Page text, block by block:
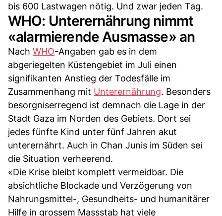
bis 600 Lastwagen nötig. Und zwar jeden Tag.
WHO: Unterernährung nimmt
«alarmierende Ausmasse» an
Nach WHO-Angaben gab es in dem
abgeriegelten Küstengebiet im Juli einen
signifikanten Anstieg der Todesfälle im
Zusammenhang mit Unterernährung. Besonders
besorgniserregend ist demnach die Lage in der
Stadt Gaza im Norden des Gebiets. Dort sei
jedes fünfte Kind unter fünf Jahren akut
unterernährt. Auch in Chan Junis im Süden sei
die Situation verheerend.
«Die Krise bleibt komplett vermeidbar. Die
absichtliche Blockade und Verzögerung von
Nahrungsmittel-, Gesundheits- und humanitärer
Hilfe in grossem Massstab hat viele